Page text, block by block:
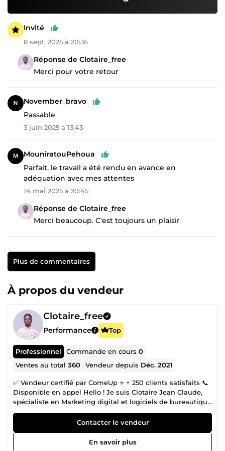
Invité
8 sept. 2025 à 20:36
Réponse de Clotaire_free
Merci pour votre retour
November_bravo
Passable
3 juin 2025 à 13:43
MouniratouPehoua
Parfait, le travail a été rendu en avance en
adéquation avec mes attentes
14 mai 2025 à 20:45
Réponse de Clotaire_free
Merci beaucoup. C'est toujours un plaisir
Plus de commentaires
À propos du vendeur
Clotaire_free
Performance Top
Professionnel Commande en cours0
Ventes au total360 Vendeur depuis Déc. 2021
✅ Vendeur certifié par ComeUp ⭐ + 250 clients satisfaits 📞
Disponible en appel Hello ! Je suis Clotaire Jean Claude,
spécialiste en Marketing digital et logiciels de bureautique
. Je me plais dans tout ce qui se rapporte à l'informatique,
au digital, au numérique 👉 Je maitrise parfaitement
Microsoft office (Word, Excel, PowerPoint, Access, MS
Project…) 👉 Je maitrise excellemment les logiciels
Contacter le vendeur
En savoir plus